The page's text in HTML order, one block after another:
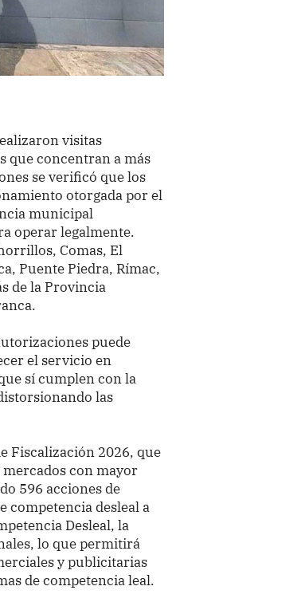
visitas
que concentran a más
se verificó que los
otorgada por el
municipal
operar legalmente.
Comas, El
Puente Piedra, Rímac,
de la Provincia
puede
el servicio en
sí cumplen con la
las
Fiscalización 2026, que
con mayor
596 acciones de
competencia desleal a
Desleal, la
lo que permitirá
y publicitarias
de competencia leal.